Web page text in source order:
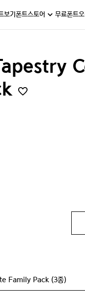
보기폰트스토어 무료폰트
Family Pack (3종)